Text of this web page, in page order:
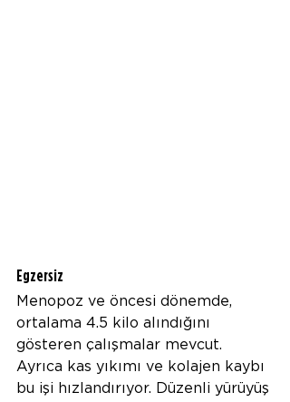
Egzersiz
Menopoz ve öncesi dönemde,
ortalama 4.5 kilo alındığını
gösteren çalışmalar mevcut.
Ayrıca kas yıkımı ve kolajen kaybı
bu işi hızlandırıyor. Düzenli yürüyüş